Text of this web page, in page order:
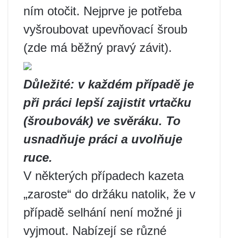
ním otočit. Nejprve je potřeba
vyšroubovat upevňovací šroub
(zde má běžný pravý závit).
Důležité: v každém případě je
při práci lepší zajistit vrtačku
(šroubovák) ve svěráku. To
usnadňuje práci a uvolňuje
ruce.
V některých případech kazeta
„zaroste“ do držáku natolik, že v
případě selhání není možné ji
vyjmout. Nabízejí se různé